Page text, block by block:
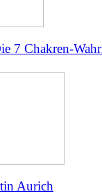
7 Chakren-
Aurich